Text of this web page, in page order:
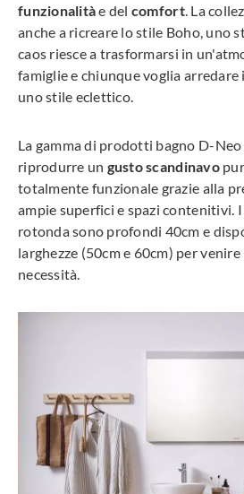
funzionalitàe del comfort. La
anche a ricreare lo stile Boho, uno
caos riesce a trasformarsi in
famiglie e chiunque voglia
uno stile eclettico.
La gamma di prodotti bagno D-
riprodurre un gustoscandinavo
totalmente funzionale grazie alla
ampie superfici e spazi contenitivi.
rotonda sono profondi 40cm e
larghezze (50cm e 60cm) per
necessità.